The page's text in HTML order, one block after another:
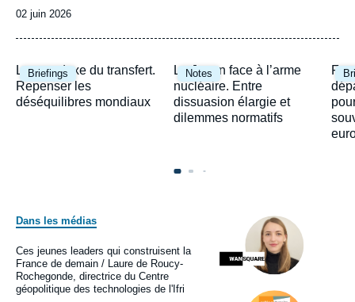
la
Date
02 juin 2026
Briefings
Image
principale
Le paradoxe du transfert.
Repenser les
déséquilibres mondiaux
Notes
Image
principale
Le Japon face à l’arme
nucléaire. Entre
dissuasion élargie et
dilemmes normatifs
Dans les médias
Logo
Image
principale
médiatique
Ces jeunes leaders qui construisent la
France de demain / Laure de Roucy-
Rochegonde, directrice du Centre
géopolitique des technologies de l'Ifri
Image